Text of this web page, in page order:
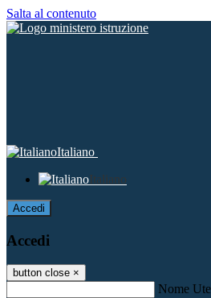
Salta al contenuto
Italiano
Italiano
Accedi
Accedi
button close ×
Nome